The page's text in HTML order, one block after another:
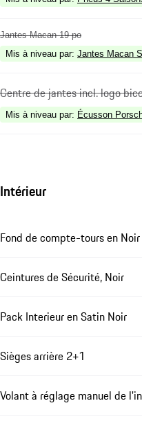
Jantes Macan 19 po
Mis à niveau par: Jantes Macan
Centre de jantes incl. logo
Mis à niveau par: Écusson
Intérieur
Fond de compte-tours en Noir
Ceintures de Sécurité, Noir
Pack Interieur en Satin Noir
Sièges arrière 2+1
Volant à réglage manuel de